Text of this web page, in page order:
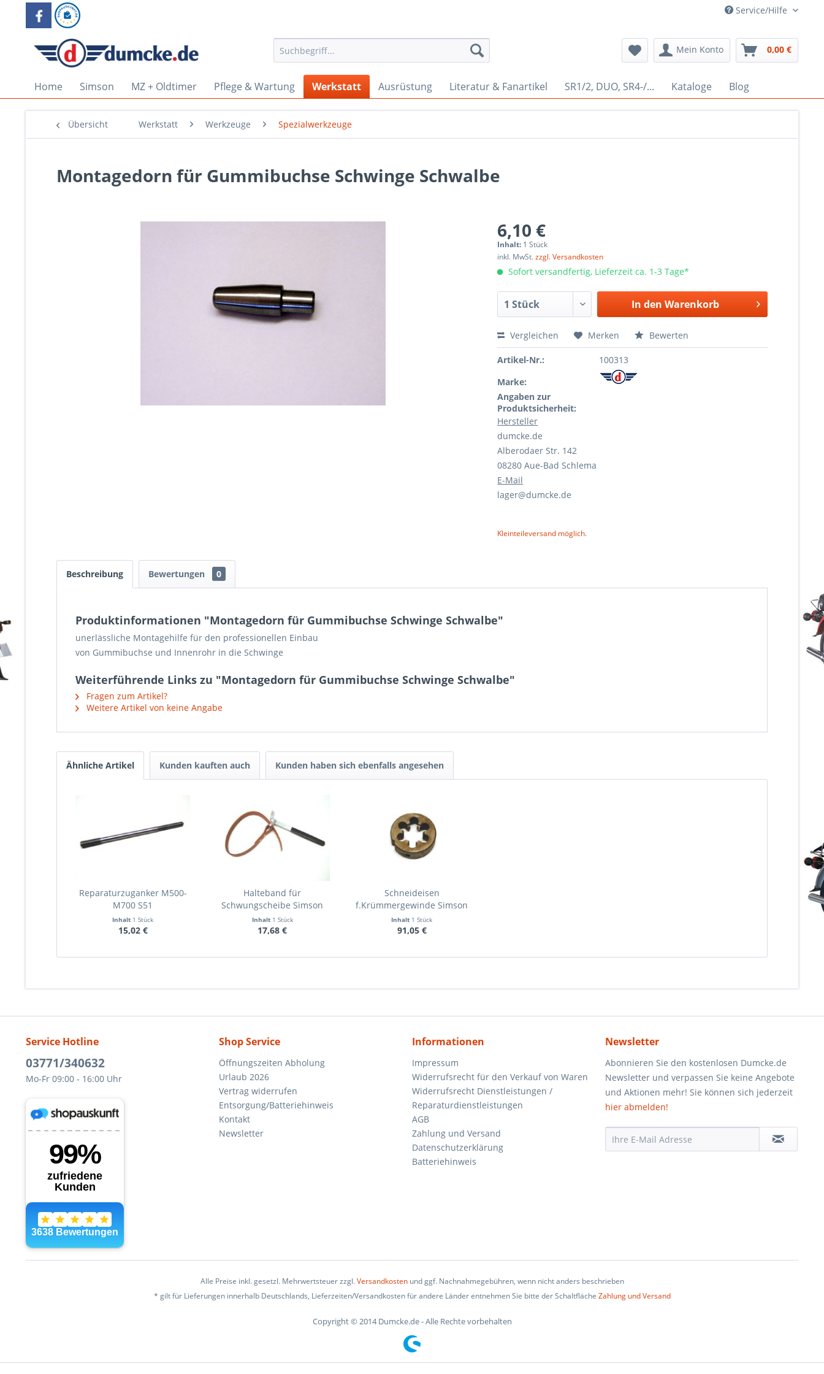
Service/Hilfe
Mein Konto 0,00 €
Home Simson MZ + Oldtimer Pflege & Wartung Werkstatt Ausrüstung Literatur & Fanartikel SR1/2, DUO, SR4-/... Kataloge Blog
Übersicht Werkstatt Werkzeuge Spezialwerkzeuge
Montagedorn für Gummibuchse Schwinge Schwalbe
6,10 €
Inhalt: 1 Stück
inkl. MwSt.zzgl. Versandkosten
Sofort versandfertig, Lieferzeit ca. 1-3 Tage*
In den Warenkorb
Vergleichen Merken Bewerten
Artikel-Nr.:
100313
Marke:
Angaben zur
Produktsicherheit:
Hersteller
dumcke.de
Alberodaer Str. 142
08280 Aue-Bad Schlema
E-Mail
lager@dumcke.de
Kleinteileversand möglich.
Beschreibung Bewertungen 0
Produktinformationen "Montagedorn für Gummibuchse Schwinge Schwalbe"
unerlässliche Montagehilfe für den professionellen Einbau
von Gummibuchse und Innenrohr in die Schwinge
Weiterführende Links zu "Montagedorn für Gummibuchse Schwinge Schwalbe"
Fragen zum Artikel?
Weitere Artikel von keine Angabe
Ähnliche Artikel Kunden kauften auch Kunden haben sich ebenfalls angesehen
Reparaturzuganker M500-
M700 S51
Inhalt 1 Stück
15,02 €
Halteband für
Schwungscheibe Simson
Inhalt 1 Stück
17,68 €
Schneideisen
f.Krümmergewinde Simson
Inhalt 1 Stück
91,05 €
Service Hotline
03771/340632
Mo-Fr 09:00 - 16:00 Uhr
Shop Service
Öffnungszeiten Abholung
Urlaub 2026
Vertrag widerrufen
Entsorgung/Batteriehinweis
Kontakt
Newsletter
Informationen
Impressum
Widerrufsrecht für den Verkauf von Waren
Widerrufsrecht Dienstleistungen /
Reparaturdienstleistungen
AGB
Zahlung und Versand
Datenschutzerklärung
Batteriehinweis
Newsletter
Abonnieren Sie den kostenlosen Dumcke.de
Newsletter und verpassen Sie keine Angebote
und Aktionen mehr! Sie können sich jederzeit
hier abmelden!
Alle Preise inkl. gesetzl. Mehrwertsteuer zzgl.Versandkostenund ggf. Nachnahmegebühren, wenn nicht anders beschrieben
* gilt für Lieferungen innerhalb Deutschlands, Lieferzeiten/Versandkosten für andere Länder entnehmen Sie bitte der Schaltfläche Zahlung und Versand
Copyright © 2014 Dumcke.de - Alle Rechte vorbehalten